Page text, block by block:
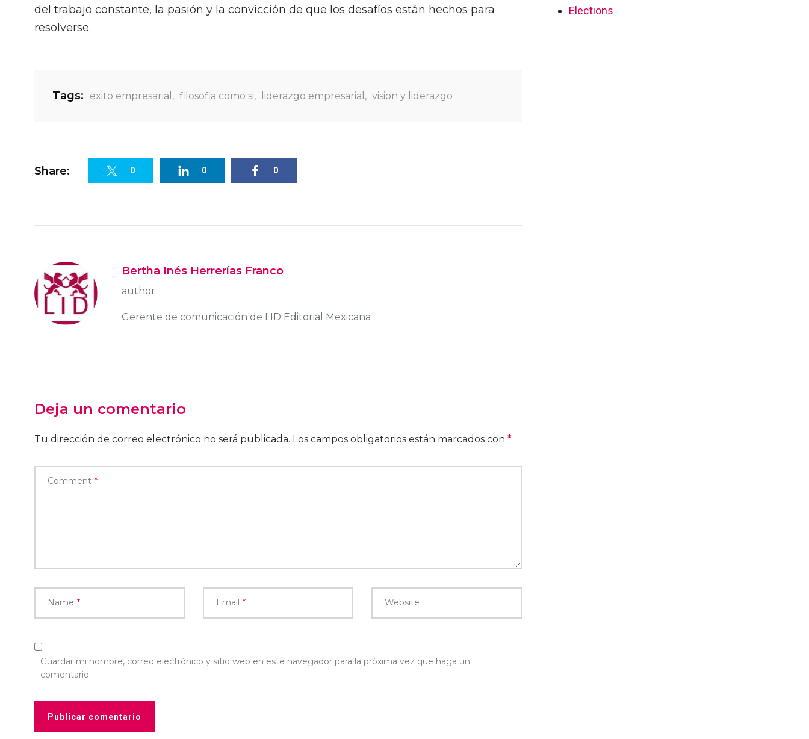
del trabajo constante, la pasión y la convicción de que los desafíos están hechos para
resolverse.
Tags: exito empresarial , filosofia como si, liderazgo empresarial , vision y liderazgo
Share: 0 0 0
Bertha Inés Herrerías Franco
author
Gerente de comunicación de LID Editorial Mexicana
Deja un comentario
Tu dirección de correo electrónico no será publicada. Los campos obligatorios están marcados con *
Comment *
Name * Email * Website
Guardar mi nombre, correo electrónico y sitio web en este navegador para la próxima vez que haga un
comentario.
Elections